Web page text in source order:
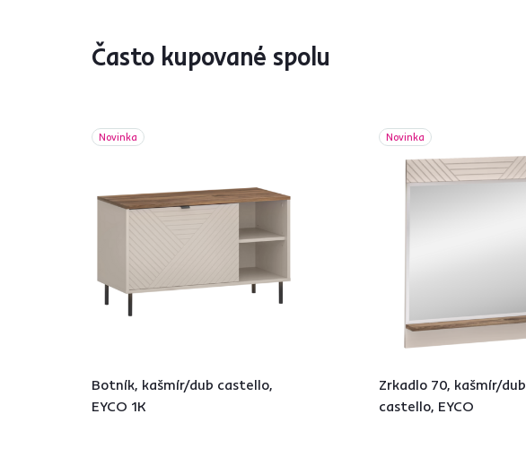
Často kupované spolu
Novinka
Botník, kašmír/dub castello,
EYCO 1K
Novinka
Zrkadlo 70, kašmír/dub
castello, EYCO